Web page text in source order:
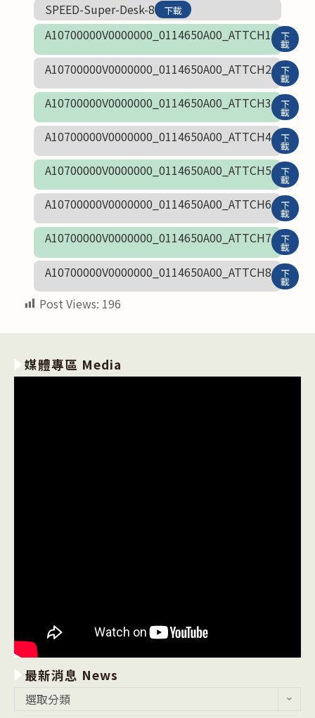
SPEED-Super-Desk-8
下載
A10700000V0000000_0114650A00_ATTCH1 下
載
A10700000V0000000_0114650A00_ATTCH2 下
載
A10700000V0000000_0114650A00_ATTCH3 下
載
A10700000V0000000_0114650A00_ATTCH4 下
載
A10700000V0000000_0114650A00_ATTCH5 下
載
A10700000V0000000_0114650A00_ATTCH6 下
載
A10700000V0000000_0114650A00_ATTCH7 下
載
A10700000V0000000_0114650A00_ATTCH8 下
載
Post Views: 196
媒體專區 Media
最新消息 News
選取分類